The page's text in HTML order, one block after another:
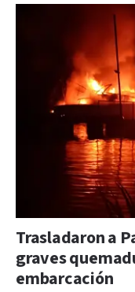
Trasladaron a
graves
embarcación